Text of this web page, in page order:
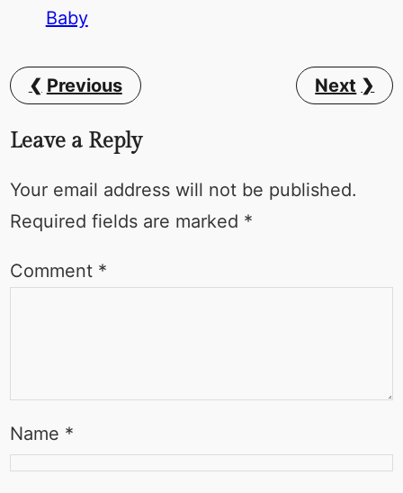
Baby
Previous Next
Leave a Reply
Your email address will not be published.
Required fields are marked *
Comment *
Name *